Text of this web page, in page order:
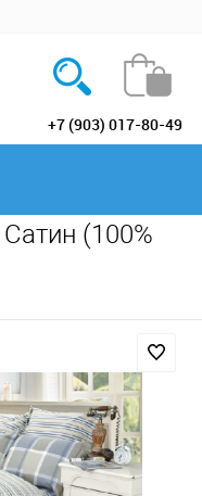
+7 (903) 017-80-49
(100%